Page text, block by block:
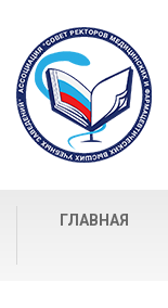
ГЛАВНАЯ